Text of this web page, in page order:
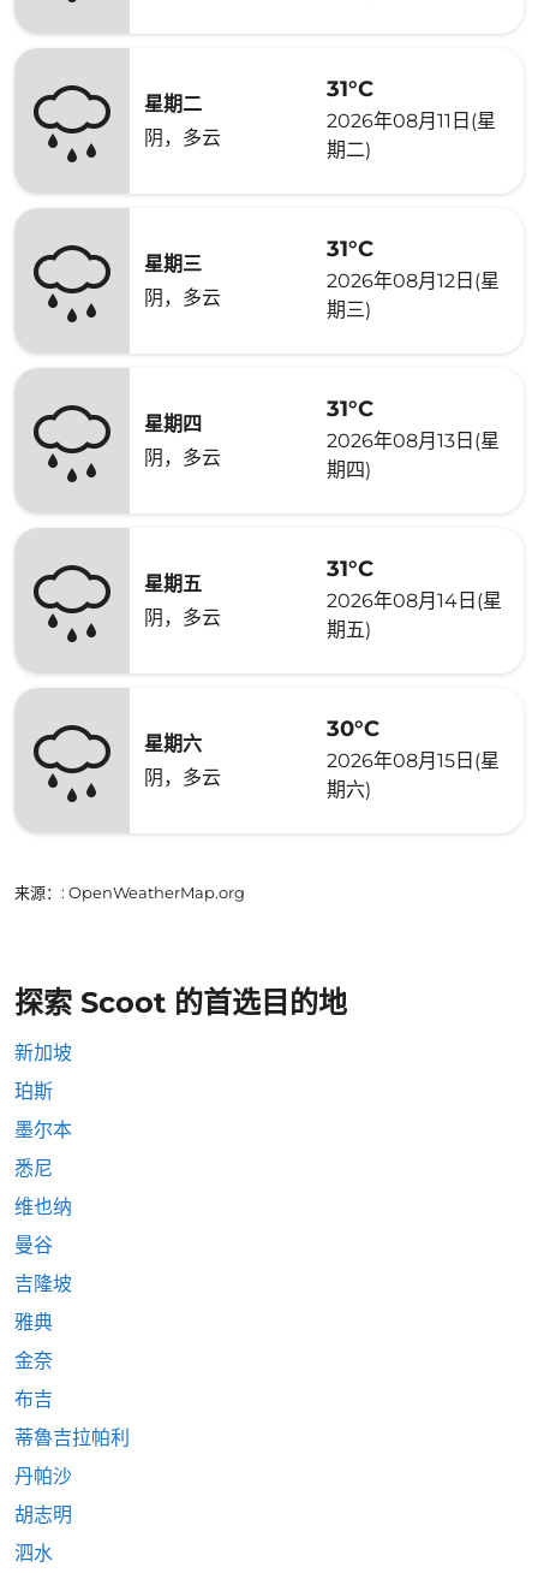
星期二
阴，多云
31°C
2026年08月11日(星
期二)
星期三
阴，多云
31°C
2026年08月12日(星
期三)
星期四
阴，多云
31°C
2026年08月13日(星
期四)
星期五
阴，多云
31°C
2026年08月14日(星
期五)
星期六
阴，多云
30°C
2026年08月15日(星
期六)
来源： : OpenWeatherMap.org
探索 Scoot 的首选目的地
新加坡
珀斯
墨尔本
悉尼
维也纳
曼谷
吉隆坡
雅典
金奈
布吉
蒂魯吉拉帕利
丹帕沙
胡志明
泗水